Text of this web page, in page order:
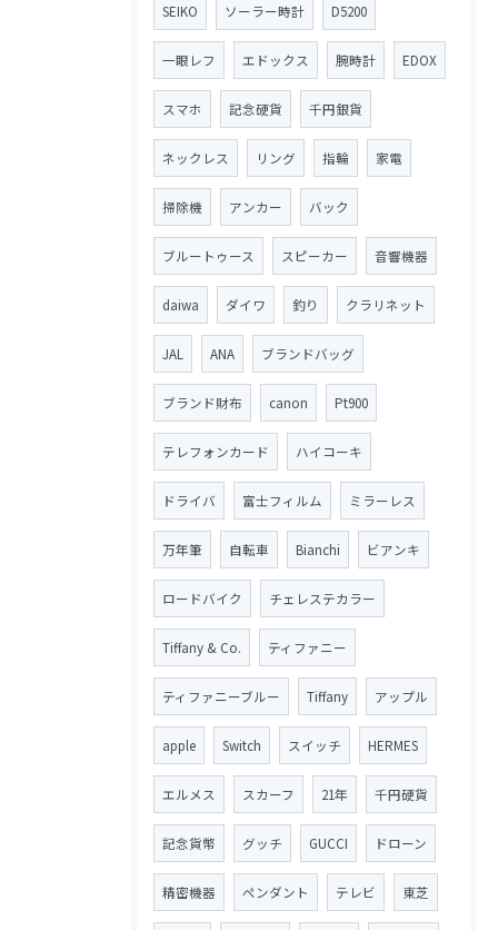
SEIKO ソーラー時計 D5200
一眼レフ エドックス 腕時計 EDOX
スマホ 記念硬貨 千円銀貨
ネックレス リング 指輪 家電
掃除機 アンカー バック
ブルートゥース スピーカー 音響機器
daiwa ダイワ 釣り クラリネット
JAL ANA ブランドバッグ
ブランド財布 canon Pt900
テレフォンカード ハイコーキ
ドライバ 富士フィルム ミラーレス
万年筆 自転車 Bianchi ビアンキ
ロードバイク チェレステカラー
Tiffany & Co. ティファニー
ティファニーブルー Tiffany アップル
apple Switch スイッチ HERMES
エルメス スカーフ 21年 千円硬貨
記念貨幣 グッチ GUCCI ドローン
精密機器 ペンダント テレビ 東芝